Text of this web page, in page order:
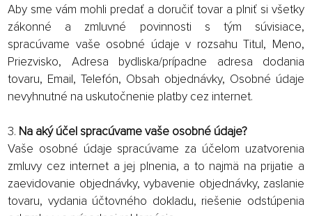
Aby sme vám mohli predať a doručiť tovar a plniť si všetky
zákonné a zmluvné povinnosti s tým súvisiace,
spracúvame vaše osobné údaje v rozsahu Titul, Meno,
Priezvisko, Adresa bydliska/prípadne adresa dodania
tovaru, Email, Telefón, Obsah objednávky, Osobné údaje
nevyhnutné na uskutočnenie platby cez internet.
3. Na aký účel spracúvame vaše osobné údaje?
Vaše osobné údaje spracúvame za účelom uzatvorenia
zmluvy cez internet a jej plnenia, a to najmä na prijatie a
zaevidovanie objednávky, vybavenie objednávky, zaslanie
tovaru, vydania účtovného dokladu, riešenie odstúpenia